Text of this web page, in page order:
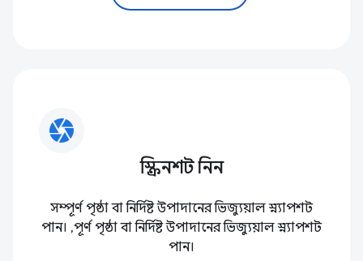
camera
স্ক্রিনশট নিন
সম্পূর্ণ পৃষ্ঠা বা নির্দিষ্ট উপাদানের ভিজ্যুয়াল স্ন্যাপশট
পান। ,পূর্ণ পৃষ্ঠা বা নির্দিষ্ট উপাদানের ভিজ্যুয়াল স্ন্যাপশট
পান।